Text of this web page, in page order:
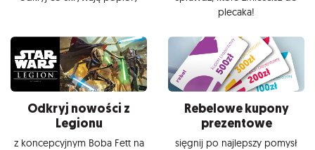
plecaka!
Odkryj nowości z
Legionu
z koncepcyjnym Boba Fett na
Rebelowe kupony
prezentowe
sięgnij po najlepszy pomysł